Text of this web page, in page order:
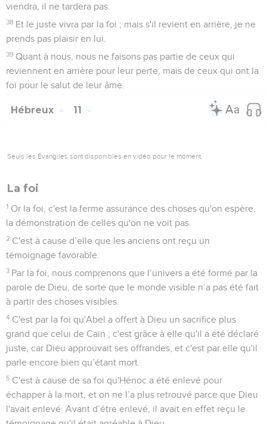
viendra, il ne tardera pas.
38 Et le juste vivra par la foi ; mais s'il revient en arrière, je ne
prends pas plaisir en lui.
39 Quant à nous, nous ne faisons pas partie de ceux qui
reviennent en arrière pour leur perte, mais de ceux qui ont la
foi pour le salut de leur âme.
Hébreux 11
Seuls les Évangiles sont disponibles en vidéo pour le moment.
La foi
1 Or la foi, c'est la ferme assurance des choses qu'on espère,
la démonstration de celles qu'on ne voit pas.
2 C'est à cause d’elle que les anciens ont reçu un
témoignage favorable.
3 Par la foi, nous comprenons que l’univers a été formé par la
parole de Dieu, de sorte que le monde visible n’a pas été fait
à partir des choses visibles.
4 C'est par la foi qu'Abel a offert à Dieu un sacrifice plus
grand que celui de Caïn ; c'est grâce à elle qu'il a été déclaré
juste, car Dieu approuvait ses offrandes, et c'est par elle qu'il
parle encore bien qu’étant mort.
5 C'est à cause de sa foi qu'Hénoc a été enlevé pour
échapper à la mort, et on ne l’a plus retrouvé parce que Dieu
l'avait enlevé. Avant d’être enlevé, il avait en effet reçu le